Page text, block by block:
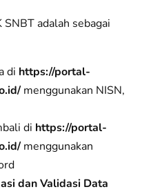
adalah sebagai
di https://portal-
menggunakan NISN,
di https://portal-
menggunakan
dan Validasi Data